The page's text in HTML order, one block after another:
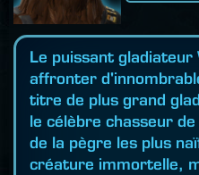
Le puissant gladiateur
affronter
titre de plus grand
le célèbre chasseur
de la pègre les plus
créature immortelle,